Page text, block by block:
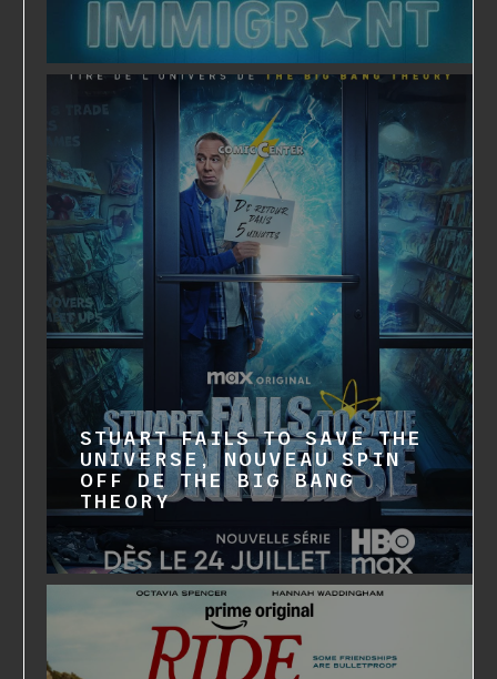
STUART FAILS TO SAVE THE
UNIVERSE, NOUVEAU SPIN
OFF DE THE BIG BANG
THEORY